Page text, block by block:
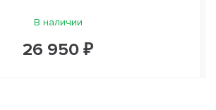
В наличии
26 950 ₽